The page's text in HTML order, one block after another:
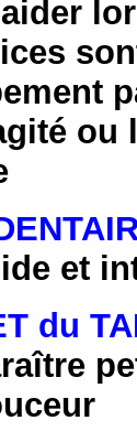
ou
et
du